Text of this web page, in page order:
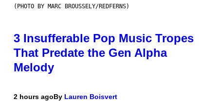
(PHOTO BY MARC BROUSSELY/REDFERNS)
3 Insufferable Pop Music Tropes
That Predate the Gen Alpha
Melody
2 hours agoBy Lauren Boisvert